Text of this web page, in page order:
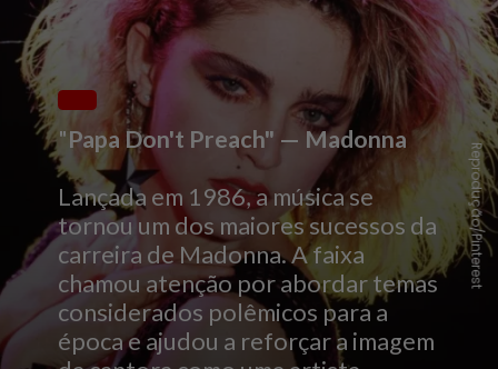
"Papa Don't Preach" — Madonna
Lançada em 1986, a música se
tornou um dos maiores sucessos da
carreira de Madonna. A faixa
chamou atenção por abordar temas
considerados polêmicos para a
época e ajudou a reforçar a imagem
Reprodução/Pinterest